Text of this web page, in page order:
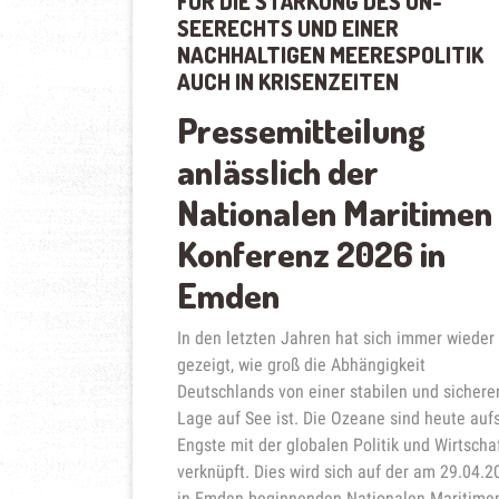
SEERECHTS UND EINER
NACHHALTIGEN MEERESPOLITIK
AUCH IN KRISENZEITEN
Pressemitteilung
anlässlich der
Nationalen Maritimen
Konferenz 2026 in
Emden
In den letzten Jahren hat sich immer wieder
gezeigt, wie groß die Abhängigkeit
Deutschlands von einer stabilen und
Lage auf See ist. Die Ozeane sind heute
Engste mit der globalen Politik und
verknüpft. Dies wird sich auf der am